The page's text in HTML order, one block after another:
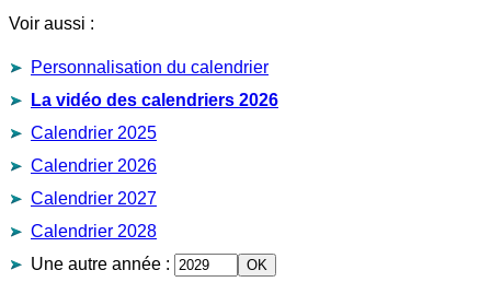
Voir aussi :
Personnalisation du calendrier
La vidéo des calendriers 2026
Calendrier 2025
Calendrier 2026
Calendrier 2027
Calendrier 2028
Une autre année :